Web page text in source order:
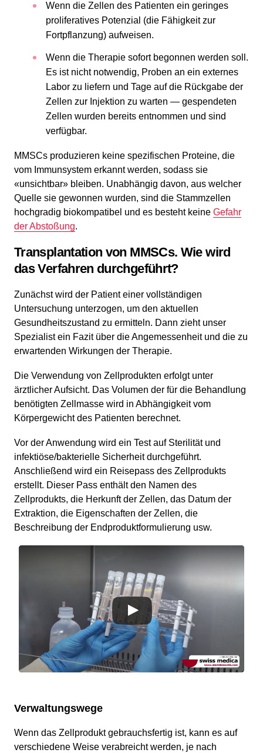
Wenn die Zellen des Patienten ein geringes
proliferatives Potenzial (die Fähigkeit zur
Fortpflanzung) aufweisen.
Wenn die Therapie sofort begonnen werden soll.
Es ist nicht notwendig, Proben an ein externes
Labor zu liefern und Tage auf die Rückgabe der
Zellen zur Injektion zu warten — gespendeten
Zellen wurden bereits entnommen und sind
verfügbar.
MMSCs produzieren keine spezifischen Proteine, die
vom Immunsystem erkannt werden, sodass sie
«unsichtbar» bleiben. Unabhängig davon, aus welcher
Quelle sie gewonnen wurden, sind die Stammzellen
hochgradig biokompatibel und es besteht keine Gefahr
der Abstoßung.
Transplantation von MMSCs. Wie wird
das Verfahren durchgeführt?
Zunächst wird der Patient einer vollständigen
Untersuchung unterzogen, um den aktuellen
Gesundheitszustand zu ermitteln. Dann zieht unser
Spezialist ein Fazit über die Angemessenheit und die zu
erwartenden Wirkungen der Therapie.
Die Verwendung von Zellprodukten erfolgt unter
ärztlicher Aufsicht. Das Volumen der für die Behandlung
benötigten Zellmasse wird in Abhängigkeit vom
Körpergewicht des Patienten berechnet.
Vor der Anwendung wird ein Test auf Sterilität und
infektiöse/bakterielle Sicherheit durchgeführt.
Anschließend wird ein Reisepass des Zellprodukts
erstellt. Dieser Pass enthält den Namen des
Zellprodukts, die Herkunft der Zellen, das Datum der
Extraktion, die Eigenschaften der Zellen, die
Beschreibung der Endproduktformulierung usw.
Verwaltungswege
Wenn das Zellprodukt gebrauchsfertig ist, kann es auf
verschiedene Weise verabreicht werden, je nach